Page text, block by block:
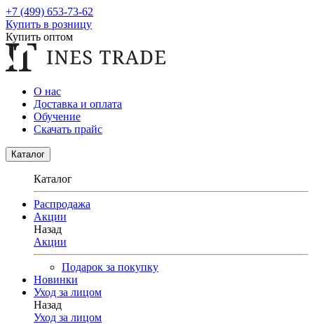
+7 (499) 653-73-62
Купить в розницу
Купить оптом
О нас
Доставка и оплата
Обучение
Скачать прайс
Каталог
Каталог
Распродажа
Акции
Назад
Акции
Подарок за покупку
Новинки
Уход за лицом
Назад
Уход за лицом